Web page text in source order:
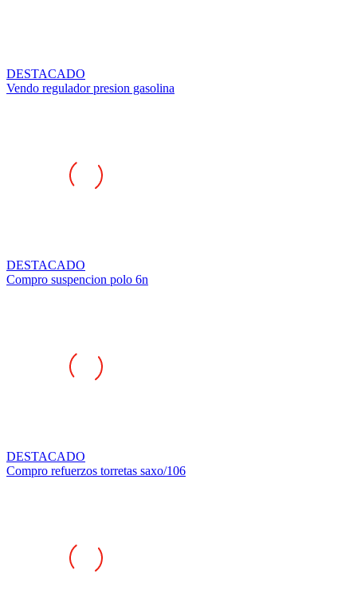
DESTACADO
Vendo regulador presion gasolina
DESTACADO
Compro suspencion polo 6n
DESTACADO
Compro refuerzos torretas saxo/106